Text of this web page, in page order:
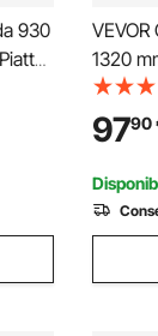
930
1320
per
9790